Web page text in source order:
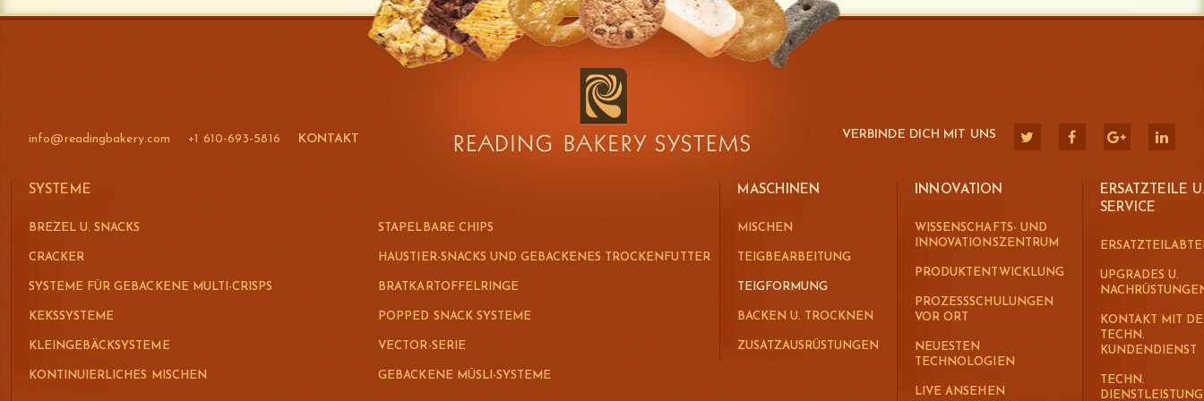
info@readingbakery.com +1 610-693-5816 KONTAKT VERBINDE DICH MIT UNS
SYSTEME
BREZEL U. SNACKS
CRACKER
SYSTEME FÜR GEBACKENE MULTI-CRISPS
KEKSSYSTEME
KLEINGEBÄCKSYSTEME
KONTINUIERLICHES MISCHEN
STAPELBARE CHIPS
HAUSTIER-SNACKS UND GEBACKENES TROCKENFUTTER
BRATKARTOFFELRINGE
POPPED SNACK SYSTEME
VECTOR-SERIE
GEBACKENE MÜSLI-SYSTEME
MASCHINEN
MISCHEN
TEIGBEARBEITUNG
TEIGFORMUNG
BACKEN U. TROCKNEN
ZUSATZAUSRÜSTUNGEN
INNOVATION
WISSENSCHAFTS- UND
INNOVATIONSZENTRUM
PRODUKTENTWICKLUNG
PROZESSSCHULUNGEN
VOR ORT
NEUESTEN
TECHNOLOGIEN
LIVE ANSEHEN
ERSATZTEILE
SERVICE
UPGRADES U.
KONTAKT MIT
TECHN.
KUNDENDIENST
TECHN.